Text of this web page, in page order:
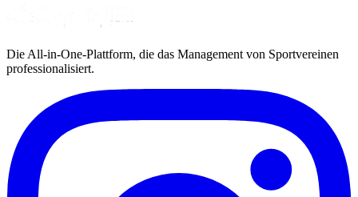
Die All-in-One-Plattform, die das Management von Sportvereinen
professionalisiert.